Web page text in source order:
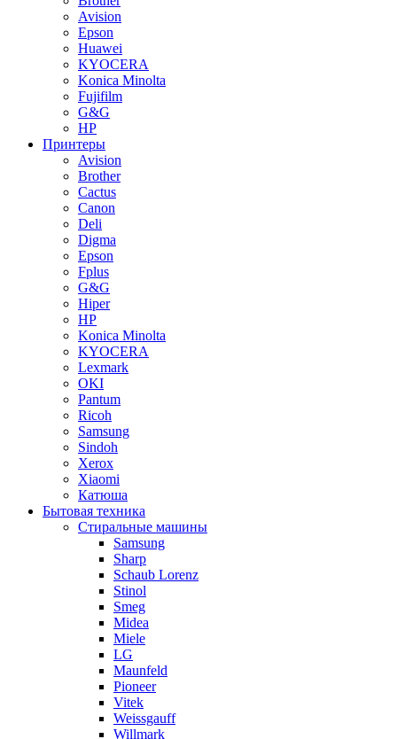
Avision
Epson
Huawei
KYOCERA
Konica Minolta
Fujifilm
G&G
HP
Принтеры
Avision
Brother
Cactus
Canon
Deli
Digma
Epson
Fplus
G&G
Hiper
HP
Konica Minolta
KYOCERA
Lexmark
OKI
Pantum
Ricoh
Samsung
Sindoh
Xerox
Xiaomi
Катюша
Бытовая техника
Стиральные машины
Samsung
Sharp
Schaub Lorenz
Stinol
Smeg
Midea
Miele
LG
Maunfeld
Pioneer
Vitek
Weissgauff
Willmark